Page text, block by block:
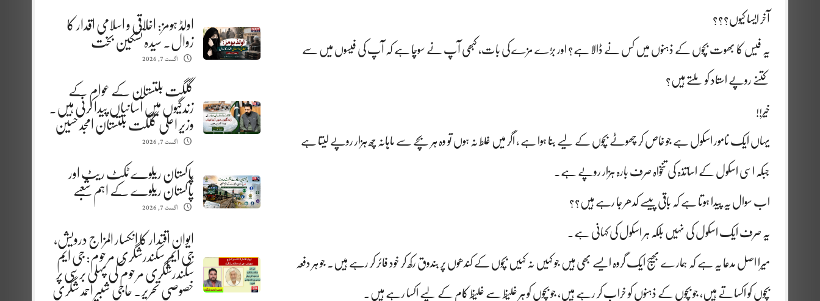
اولڈ ہومز: اخلاقی و اسلامی اقدار کا
زوال. سیدہ تسکین بخت
اگست 7, 2026
گلگت بلتستان کے عوام کے
زندگیوں میں آسانیاں پیدا کرنی ہیں.
وزیر اعلیٰ گلگت بلتستان امجد حسین
اگست 7, 2026
پاکستان ریلوے ٹکٹ ریٹ اور
پاکستان ریلوے کے اہم شعبے
اگست 7, 2026
ایوانِ اقتدار کا انکسار المزاج درویش،
جی ایم سکندرشگری مرحوم: جی ایم
سکندرشگری مرحوم کی پہلی برسی پر
خصوصی تحریر. حاجی شبیر احمد شگری
آخر ایسا کیوں؟؟؟
یہ فیس کا بھوت بچوں کے ذہنوں میں کس نے ڈالا ہے؟ اور بڑے مزے کی بات، کبھی آپ نے سوچا ہے کہ آپ کی فیسوں میں سے
کتنے روپے استاد کو ملتے ہیں؟
خیر!!
یہاں ایک نامور اسکول ہے جو خاص کر چھوٹے بچوں کے لیے بنا ہوا ہے ، اگر میں غلط نہ ہوں تو وہ ہر بچے سے ماہانہ چھ ہزار روپے لیتا ہے
جبکہ اسی اسکول کے اساتذہ کی تنخواہ صرف بارہ ہزار روپے ہے۔
اب سوال یہ پیدا ہوتا ہے کہ باقی پیسے کدھر جا رہے ہیں؟؟
یہ صرف ایک اسکول کی نہیں بلکہ ہر اسکول کی کہانی ہے۔
میرا اصل مدعا یہ ہے کہ ہمارے بھیج ایک گروہ ایسے بھی ہیں جو کہیں نہ کہیں بچوں کے کندھوں پر بندوق رکھ کر خود فائر کر رہے ہیں۔ جو ہر دفعہ
بچوں کو اکساتے ہیں، جو بچوں کے ذہنوں کو خراب کر رہے ہیں، جو بچوں کو ہر غلیظ سے غلیظ کام کے لیے اکسا رہے ہیں۔